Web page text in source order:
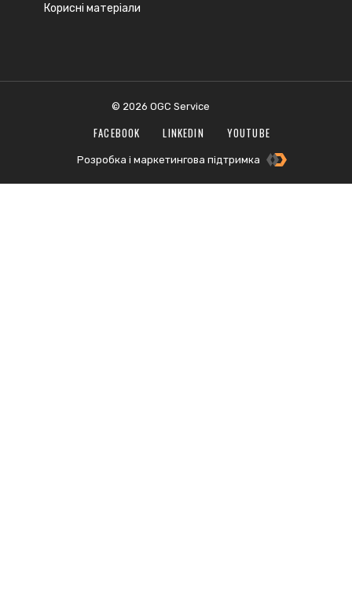
Корисні матеріали
© 2026 OGC Service
FACEBOOK LINKEDIN YOUTUBE
Розробка і маркетингова підтримка